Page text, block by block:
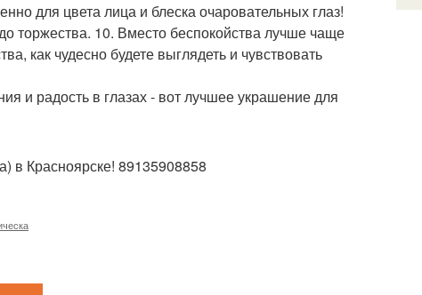
для цвета лица и блеска очаровательных глаз!
торжества. 10. Вместо беспокойства лучше чаще
как чудесно будете выглядеть и чувствовать
и радость в глазах - вот лучшее украшение для
Красноярске! 89135908858